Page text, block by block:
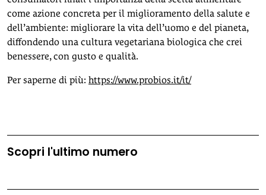
come azione concreta per il miglioramento della salute e
dell’ambiente: migliorare la vita dell’uomo e del pianeta,
diffondendo una cultura vegetariana biologica che crei
benessere, con gusto e qualità.
Per saperne di più: https://www.probios.it/it/
Scopri l'ultimo numero